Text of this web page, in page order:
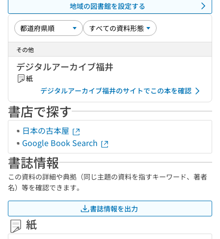
地域の図書館を設定する
その他
デジタルアーカイブ福井
紙
デジタルアーカイブ福井のサイトでこの本を確認
書店で探す
日本の古本屋
Google Book Search
書誌情報
この資料の詳細や典拠（同じ主題の資料を指すキーワード、著者
名）等を確認できます。
書誌情報を出力
紙